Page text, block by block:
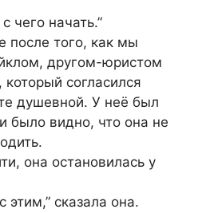
чего начать.”
после того, как мы
другом-юристом
согласился
душевной. У неё был
было видно, что она не
она остановилась у
сказала она.